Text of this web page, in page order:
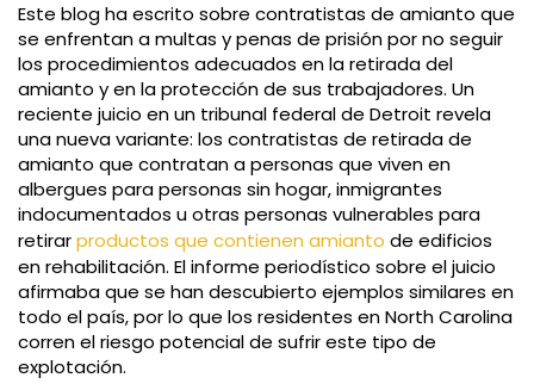
Este blog ha escrito sobre contratistas de amianto que
se enfrentan a multas y penas de prisión por no seguir
los procedimientos adecuados en la retirada del
amianto y en la protección de sus trabajadores. Un
reciente juicio en un tribunal federal de Detroit revela
una nueva variante: los contratistas de retirada de
amianto que contratan a personas que viven en
albergues para personas sin hogar, inmigrantes
indocumentados u otras personas vulnerables para
retirarproductos que contienen amianto de edificios
en rehabilitación. El informe periodístico sobre el juicio
afirmaba que se han descubierto ejemplos similares en
todo el país, por lo que los residentes en North Carolina
corren el riesgo potencial de sufrir este tipo de
explotación.